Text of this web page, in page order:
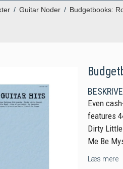
/ Guitar Noder / Budgetbooks:
Even
features
Dirty
Me Be
Læs mere